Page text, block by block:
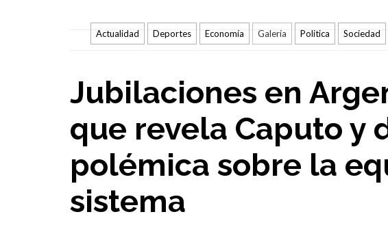
Actualidad Deportes Economía Galería Politica Sociedad
Jubilaciones en
que revela Caputo y
polémica sobre la
sistema